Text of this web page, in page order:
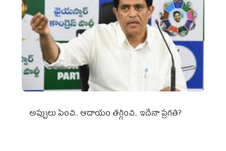
అప్పులు పెంచి.. ఆదాయం తగ్గించి.. ఇదేనా ప్రగతి?